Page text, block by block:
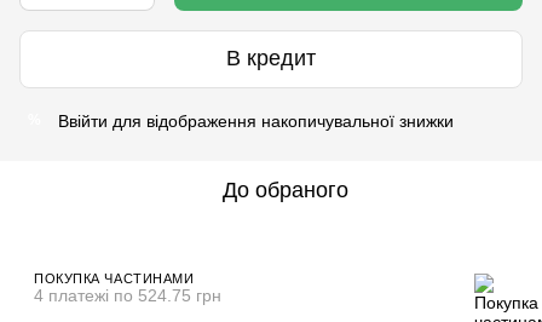
В кредит
Ввійти для відображення накопичувальної знижки
До обраного
ПОКУПКА ЧАСТИНАМИ
4 платежі по 524.75 грн